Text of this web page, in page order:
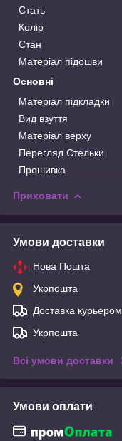
Стать
Колір
Стан
Матеріал підошви
Основні
Матеріал підкладки
Вид взуття
Матеріал верху
Перегляд Стельки
Прошивка
Приховати
Умови доставки
Нова Пошта
Укрпошта
Доставка курьером
Укрпошта
Всі умови доставки
Умови оплати